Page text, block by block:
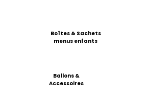
Boîtes & Sachets
menus enfants
Ballons &
Accessoires